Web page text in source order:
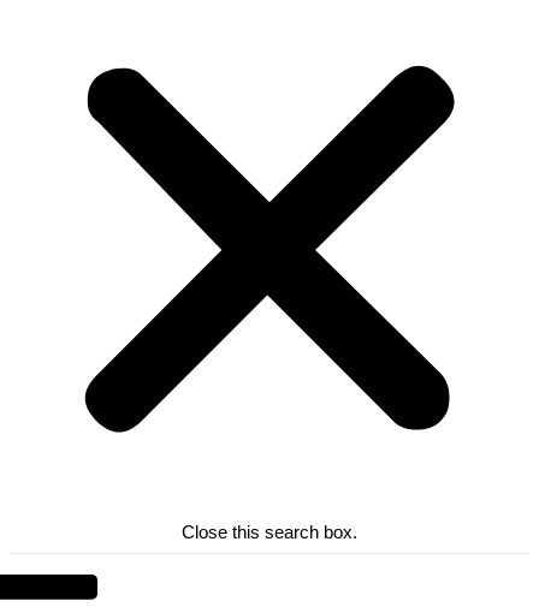
Close this search box.